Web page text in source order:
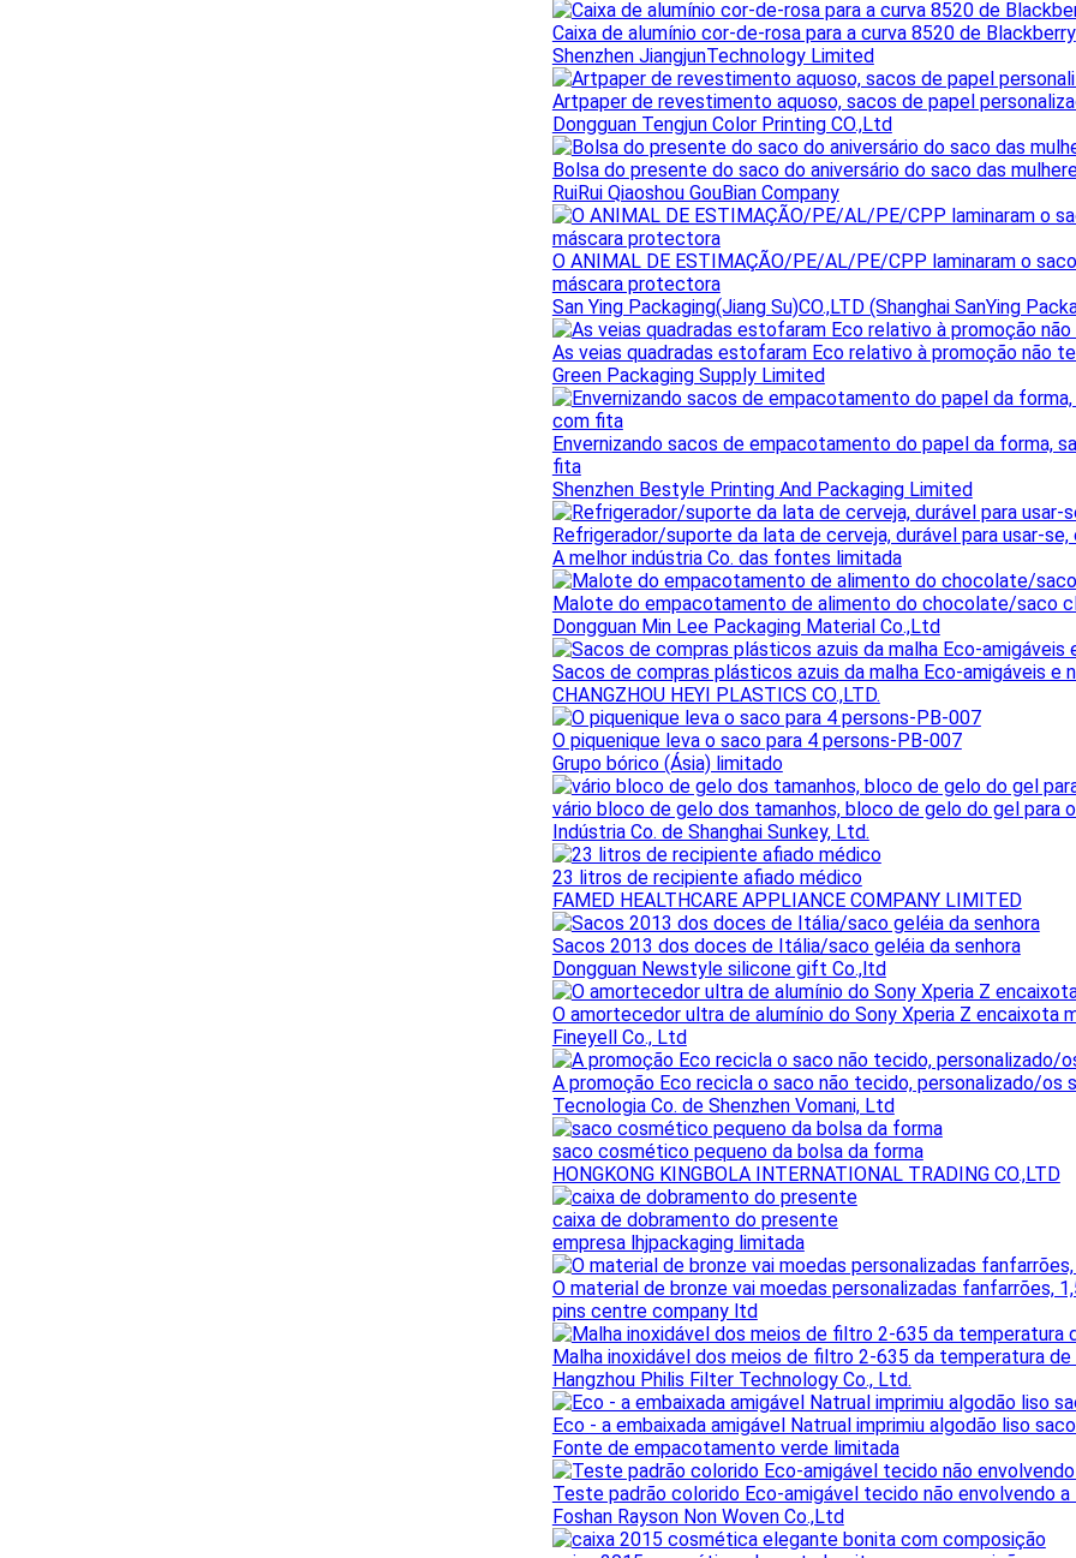
Caixa de alumínio cor-de-rosa para a curva 8520 de Blackberry
Shenzhen JiangjunTechnology Limited
Artpaper de revestimento aquoso, sacos de papel
Dongguan Tengjun Color Printing CO.,Ltd
Bolsa do presente do saco do aniversário do saco das
RuiRui Qiaoshou GouBian Company
O ANIMAL DE ESTIMAÇÃO/PE/AL/PE/CPP laminaram o
máscara protectora
San Ying Packaging(Jiang Su)CO.,LTD (Shanghai SanYing
As veias quadradas estofaram Eco relativo à promoção não
Green Packaging Supply Limited
Envernizando sacos de empacotamento do papel da forma,
fita
Shenzhen Bestyle Printing And Packaging Limited
Refrigerador/suporte da lata de cerveja, durável para usar-
A melhor indústria Co. das fontes limitada
Malote do empacotamento de alimento do chocolate/saco
Dongguan Min Lee Packaging Material Co.,Ltd
Sacos de compras plásticos azuis da malha Eco-amigáveis e
CHANGZHOU HEYI PLASTICS CO.,LTD.
O piquenique leva o saco para 4 persons-PB-007
Grupo bórico (Ásia) limitado
vário bloco de gelo dos tamanhos, bloco de gelo do gel para
Indústria Co. de Shanghai Sunkey, Ltd.
23 litros de recipiente afiado médico
FAMED HEALTHCARE APPLIANCE COMPANY LIMITED
Sacos 2013 dos doces de Itália/saco geléia da senhora
Dongguan Newstyle silicone gift Co.,ltd
O amortecedor ultra de alumínio do Sony Xperia Z encaixota
Fineyell Co., Ltd
A promoção Eco recicla o saco não tecido, personalizado/os
Tecnologia Co. de Shenzhen Vomani, Ltd
saco cosmético pequeno da bolsa da forma
HONGKONG KINGBOLA INTERNATIONAL TRADING CO.,LTD
caixa de dobramento do presente
empresa lhjpackaging limitada
O material de bronze vai moedas personalizadas fanfarrões,
pins centre company ltd
Malha inoxidável dos meios de filtro 2-635 da temperatura
Hangzhou Philis Filter Technology Co., Ltd.
Eco - a embaixada amigável Natrual imprimiu algodão liso
Fonte de empacotamento verde limitada
Teste padrão colorido Eco-amigável tecido não envolvendo
Foshan Rayson Non Woven Co.,Ltd